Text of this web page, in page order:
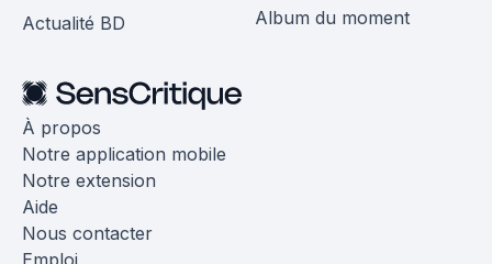
Actualité BD
Album du moment
À propos
Notre application mobile
Notre extension
Aide
Nous contacter
Emploi